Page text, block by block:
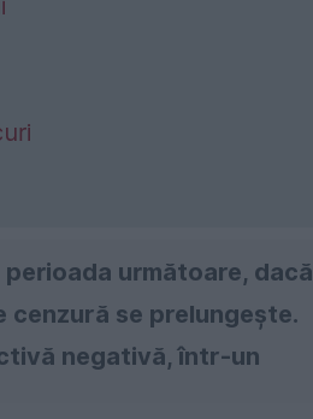
următoare, dacă
cenzură se prelungește.
negativă, într-un